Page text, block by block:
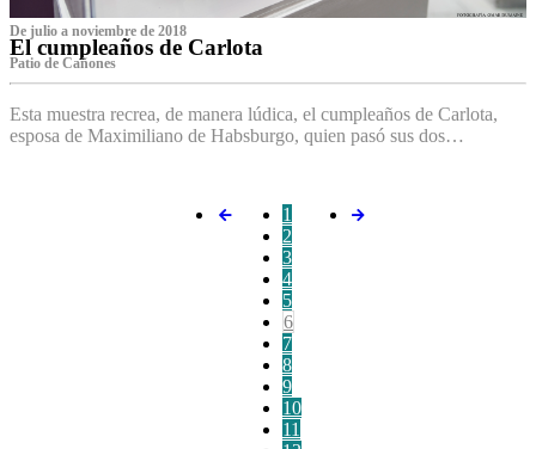
De julio a noviembre de 2018
El cumpleaños de Carlota
Patio de Cañones
Esta muestra recrea, de manera lúdica, el cumpleaños de Carlota,
esposa de Maximiliano de Habsburgo, quien pasó sus dos…
1
2
3
4
5
6
7
8
9
10
11